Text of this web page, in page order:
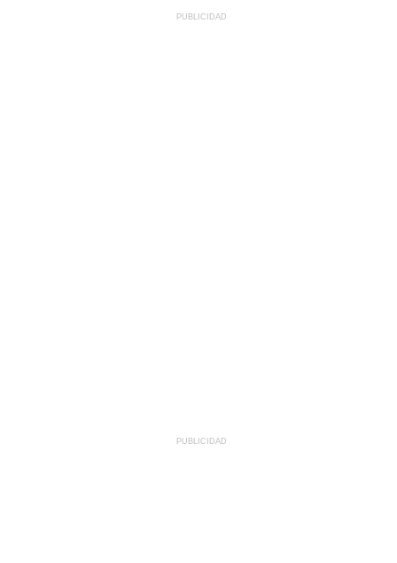
PUBLICIDAD
PUBLICIDAD